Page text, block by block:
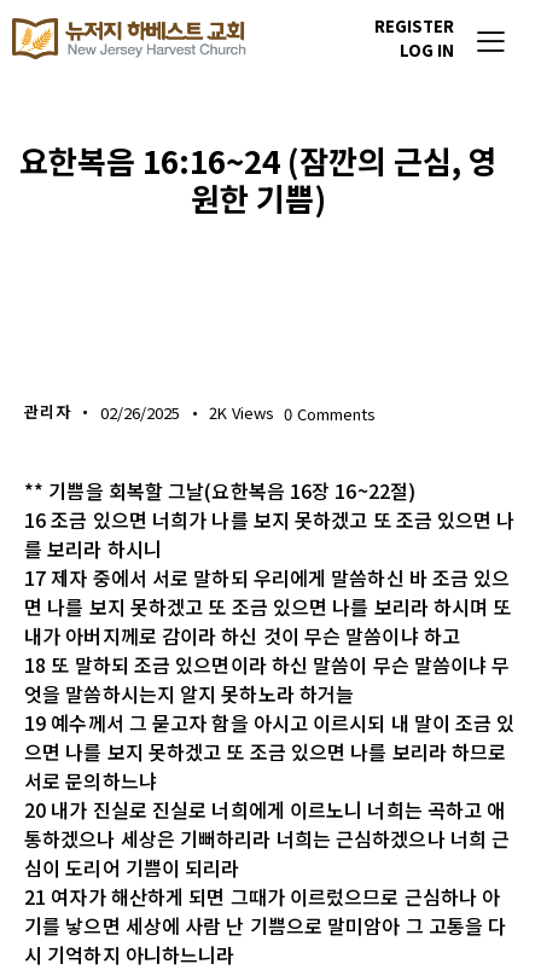
REGISTER
LOG IN
요한복음 16:16~24 (잠깐의 근심, 영
원한 기쁨)
관리자 02/26/2025 2K Views 0 Comments
** 기쁨을 회복할 그날(요한복음 16장 16~22절)
16 조금 있으면 너희가 나를 보지 못하겠고 또 조금 있으면 나
를 보리라 하시니
17 제자 중에서 서로 말하되 우리에게 말씀하신 바 조금 있으
면 나를 보지 못하겠고 또 조금 있으면 나를 보리라 하시며 또
내가 아버지께로 감이라 하신 것이 무슨 말씀이냐 하고
18 또 말하되 조금 있으면이라 하신 말씀이 무슨 말씀이냐 무
엇을 말씀하시는지 알지 못하노라 하거늘
19 예수께서 그 묻고자 함을 아시고 이르시되 내 말이 조금 있
으면 나를 보지 못하겠고 또 조금 있으면 나를 보리라 하므로
서로 문의하느냐
20 내가 진실로 진실로 너희에게 이르노니 너희는 곡하고 애
통하겠으나 세상은 기뻐하리라 너희는 근심하겠으나 너희 근
심이 도리어 기쁨이 되리라
21 여자가 해산하게 되면 그때가 이르렀으므로 근심하나 아
기를 낳으면 세상에 사람 난 기쁨으로 말미암아 그 고통을 다
시 기억하지 아니하느니라